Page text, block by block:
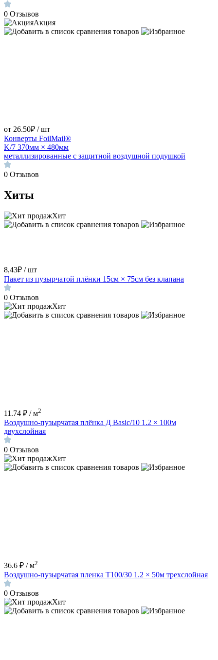
0 Отзывов
Акция
от 26.50₽ / шт
Конверты FoilMail®
K/7 370мм × 480мм
металлизированные с защитной воздушной подушкой
0 Отзывов
Хиты
Хит
8,43₽ / шт
Пакет из пузырчатой плёнки 15см × 75см без клапана
0 Отзывов
Хит
11.74 ₽ / м2
Воздушно-пузырчатая плёнка Д Basic/10 1.2 × 100м
двухслойная
0 Отзывов
Хит
36.6 ₽ / м2
Воздушно-пузырчатая пленка Т100/30 1.2 × 50м трехслойная
0 Отзывов
Хит